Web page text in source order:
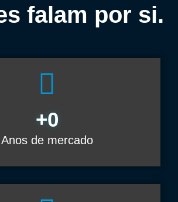
falam por si.
Anos de mercado
+0